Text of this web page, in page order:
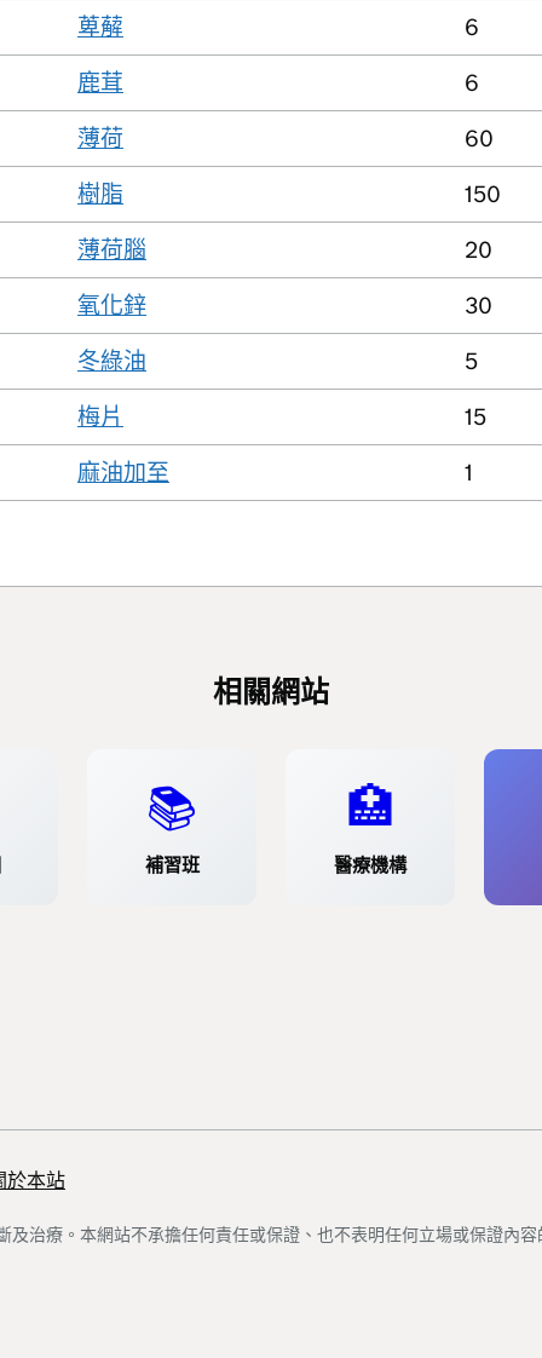
萆薢
6
鹿茸
6
薄荷
60
樹脂
150
薄荷腦
20
氧化鋅
30
冬綠油
5
梅片
15
麻油加至
1
相關網站
📚
補習班
🏥
醫療機構
於本站
及治療。本網站不承擔任何責任或保證、也不表明任何立場或保證內